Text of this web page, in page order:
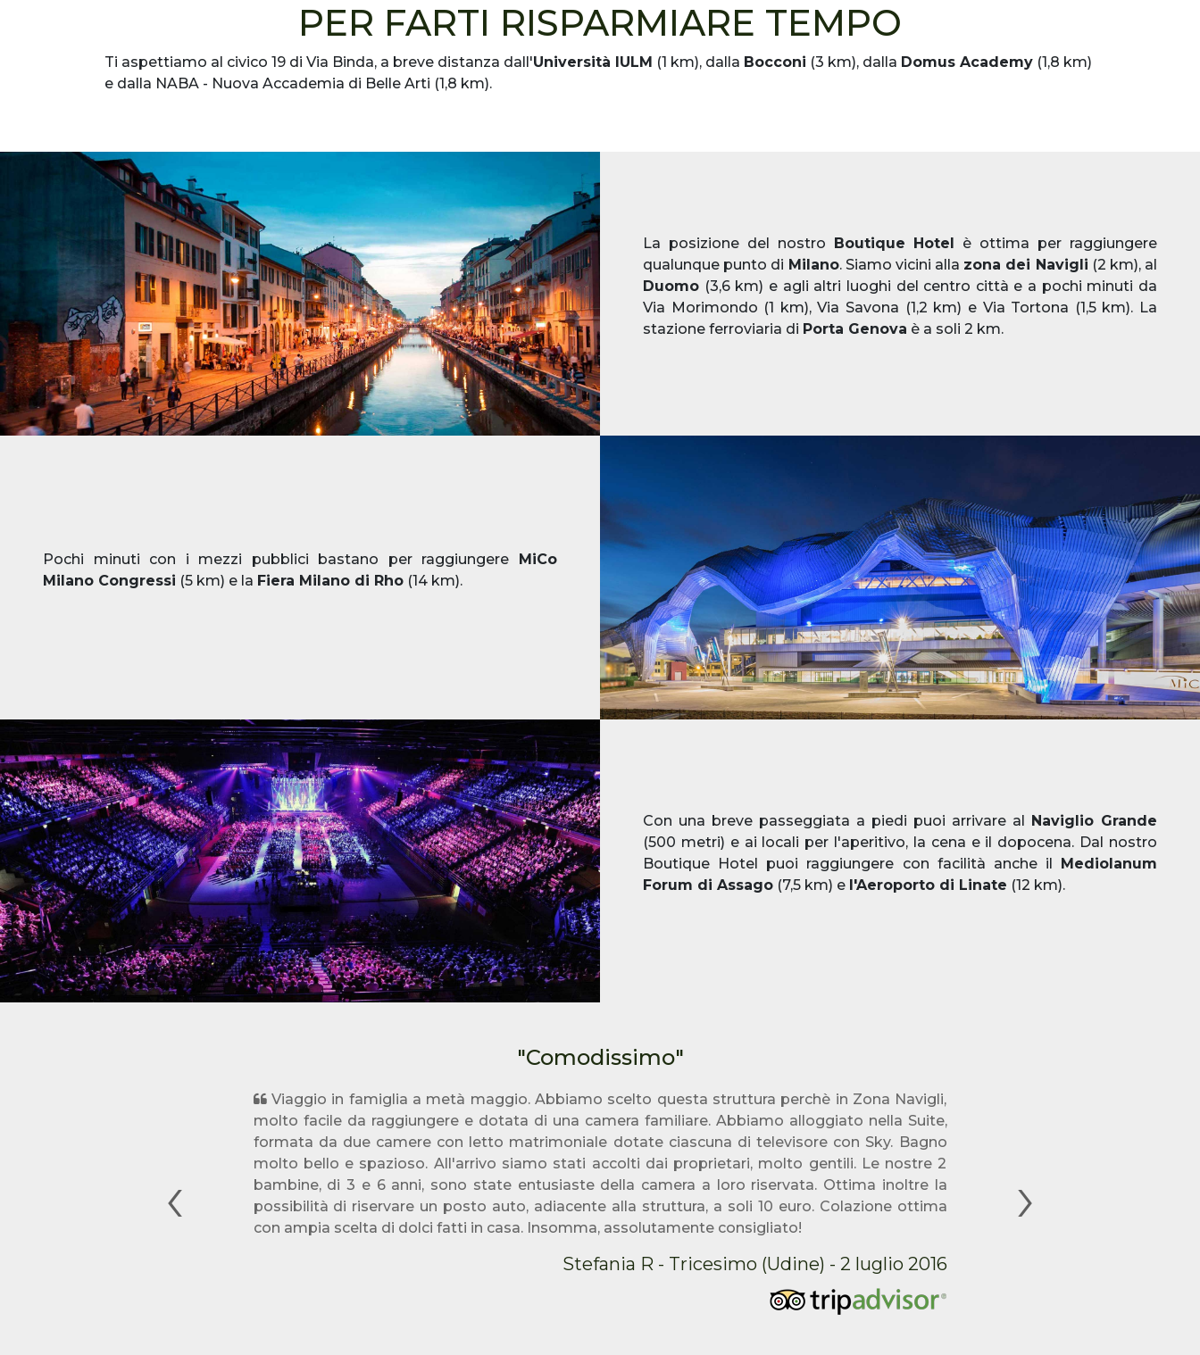
PER FARTI RISPARMIARE TEMPO
Ti aspettiamo al civico 19 di Via Binda, a breve distanza dall'Università IULM (1 km), dalla Bocconi (3 km), dalla Domus Academy (1,8 km)
e dalla NABA - Nuova Accademia di Belle Arti (1,8 km).
La posizione del nostro Boutique Hotel è ottima per raggiungere
qualunque punto di Milano. Siamo vicini alla zona dei Navigli (2 km), al
Duomo (3,6 km) e agli altri luoghi del centro città e a pochi minuti da
Via Morimondo (1 km), Via Savona (1,2 km) e Via Tortona (1,5 km). La
stazione ferroviaria di Porta Genova è a soli 2 km.
Pochi minuti con i mezzi pubblici bastano per raggiungere MiCo
Milano Congressi (5 km) e la Fiera Milano di Rho (14 km).
Con una breve passeggiata a piedi puoi arrivare al
Naviglio Grande
(500 metri) e ai locali per l'aperitivo, la cena e il dopocena. Dal nostro
Boutique Hotel puoi raggiungere con facilità anche il
Mediolanum
Forum di Assago (7,5 km) e l'Aeroporto di Linate (12 km).
"Comodissimo"
Viaggio in famiglia a metà maggio. Abbiamo scelto questa struttura perchè in Zona Navigli,
molto facile da raggiungere e dotata di una camera familiare. Abbiamo alloggiato nella Suite,
formata da due camere con letto matrimoniale dotate ciascuna di televisore con Sky. Bagno
molto bello e spazioso. All'arrivo siamo stati accolti dai proprietari, molto gentili. Le nostre 2
bambine, di 3 e 6 anni, sono state entusiaste della camera a loro riservata. Ottima inoltre la
possibilità di riservare un posto auto, adiacente alla struttura, a soli 10 euro. Colazione ottima
con ampia scelta di dolci fatti in casa. Insomma, assolutamente consigliato!
Stefania R - Tricesimo (Udine) - 2 luglio 2016